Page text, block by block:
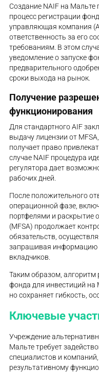
Создание NAIF на Мальте
процесс регистрации
управляющая компания
ответственность за его
требованиям. В этом
уведомление о запуске
предварительного
сроки выхода на рынок.
Получение
функционирования
Для стандартного AIF
выдачу лицензии от
получает право
случае NAIF процедура
регулятора дает
рабочих дней.
После положительного
операционной фазе,
портфелями и раскрытие
(MFSA) продолжает
обязательств,
запрашивая информацию
вкладчиков.
Таким образом, алгоритм
фонда для инвестиций на
но сохраняет гибкость,
Ключевые
Учреждение
Мальте требует
специалистов и
результативному